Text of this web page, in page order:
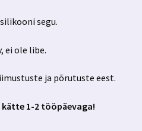
segu.
ei ole libe.
ja põrutuste eest.
kätte 1-2 tööpäevaga!